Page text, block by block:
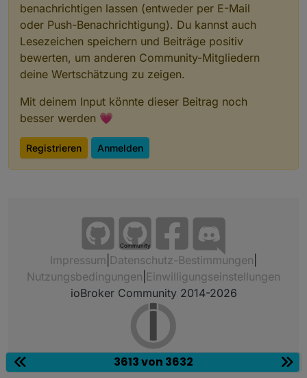
benachrichtigen lassen (entweder per E-Mail
oder Push-Benachrichtigung). Du kannst auch
Lesezeichen speichern und Beiträge positiv
bewerten, um anderen Community-Mitgliedern
deine Wertschätzung zu zeigen.
Mit deinem Input könnte dieser Beitrag noch
besser werden 💗
Registrieren Anmelden
Community
Impressum Datenschutz-Bestimmungen
Nutzungsbedingungen Einwilligungseinstellungen
ioBroker Community 2014-2026
3613 von 3632